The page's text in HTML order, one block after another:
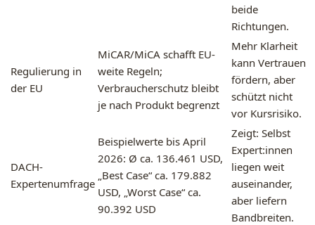
beide
Richtungen.
Regulierung in
der EU
MiCAR/MiCA schafft EU-
weite Regeln;
Verbraucherschutz bleibt
je nach Produkt begrenzt
Mehr Klarheit
kann Vertrauen
fördern, aber
schützt nicht
vor Kursrisiko.
DACH-
Expertenumfrage
Beispielwerte bis April
2026: Ø ca. 136.461 USD,
„Best Case“ ca. 179.882
USD, „Worst Case“ ca.
90.392 USD
Zeigt: Selbst
Expert:innen
liegen weit
auseinander,
aber liefern
Bandbreiten.